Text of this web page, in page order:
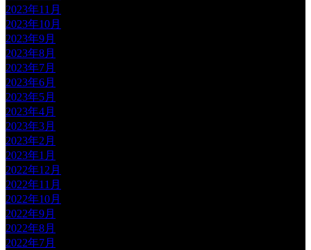
2023年11月
2023年10月
2023年9月
2023年8月
2023年7月
2023年6月
2023年5月
2023年4月
2023年3月
2023年2月
2023年1月
2022年12月
2022年11月
2022年10月
2022年9月
2022年8月
2022年7月